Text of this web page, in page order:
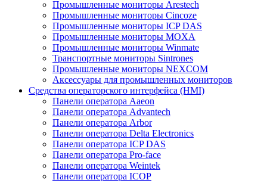
Промышленные мониторы Arestech
Промышленные мониторы Cincoze
Промышленные мониторы ICP DAS
Промышленные мониторы MOXA
Промышленные мониторы Winmate
Транспортные мониторы Sintrones
Промышленные мониторы NEXCOM
Аксессуары для промышленных мониторов
Средства операторского интерфейса (HMI)
Панели оператора Aaeon
Панели оператора Advantech
Панели оператора Arbor
Панели оператора Delta Electronics
Панели оператора ICP DAS
Панели оператора Pro-face
Панели оператора Weintek
Панели оператора ICOP